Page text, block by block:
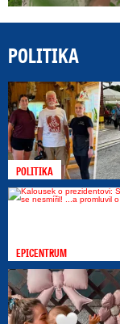
POLITIKA
POLITIKA
EPICENTRUM